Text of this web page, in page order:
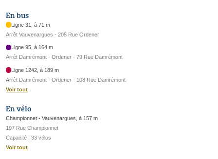
En bus
Ligne 31, à 71 m
Arrêt Vauvenargues - 205 Rue Ordener
Ligne 95, à 164 m
Arrêt Damrémont - Ordener - 79 Rue Damrémont
Ligne 1242, à 189 m
Arrêt Damrémont - Ordener - 108 Rue Damrémont
Voir tout
En vélo
Championnet - Vauvenargues, à 157 m
197 Rue Championnet
Capacité : 33 vélos
Voir tout